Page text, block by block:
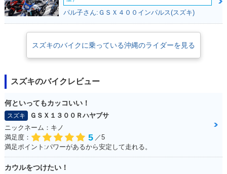
パル子さん:ＧＳＸ４００インパルス(スズキ)
スズキのバイクに乗っている沖縄のライダーを見る
スズキのバイクレビュー
何といってもカッコいい！
スズキ
ＧＳＸ１３００Ｒハヤブサ
ニックネーム：キノ
満足度：
5 ／5
満足ポイント:パワーがあるから安定して走れる。
カウルをつけたい！